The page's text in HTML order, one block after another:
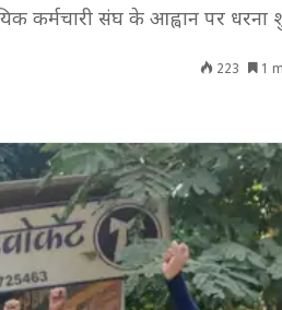
कर्मचारी संघ के आह्वान पर
223 1